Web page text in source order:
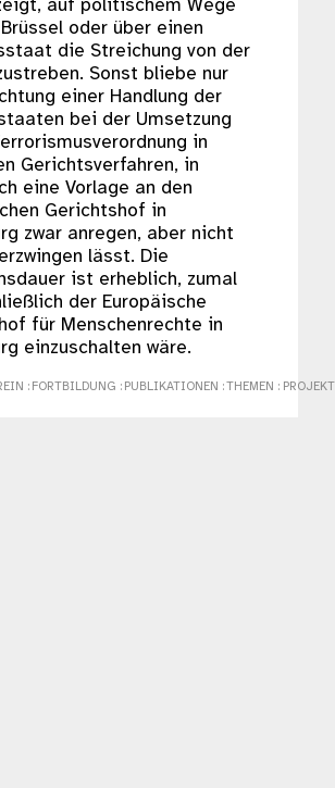
auf politischem Wege
oder über einen
die Streichung von der
Sonst bliebe nur
einer Handlung der
bei der Umsetzung
in
Gerichtsverfahren, in
eine Vorlage an den
Gerichtshof in
zwar anregen, aber nicht
lässt. Die
ist erheblich, zumal
der Europäische
für Menschenrechte in
einzuschalten wäre.
: FORTBILDUNG : PUBLIKATIONEN : THEMEN :